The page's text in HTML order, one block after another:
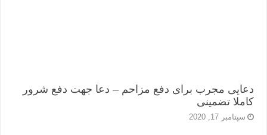
دعایی مجرب برای دفع مزاحم – دعا جهت دفع شرور
کاملا تضمینی
سپتامبر 17, 2020